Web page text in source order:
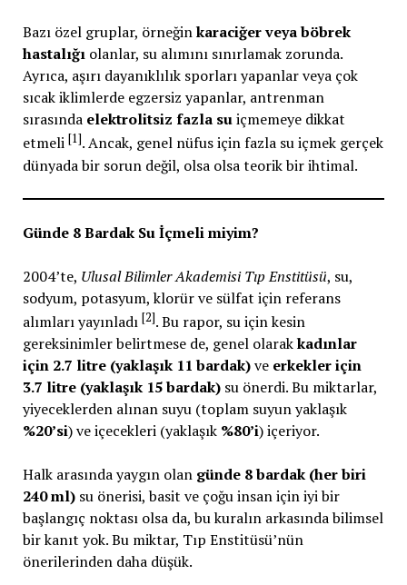
Bazı özel gruplar, örneğinkaraciğer veya böbrek
hastalığıolanlar, su alımını sınırlamak zorunda.
Ayrıca, aşırı dayanıklılık sporları yapanlar veya çok
sıcak iklimlerde egzersiz yapanlar, antrenman
sırasında elektrolitsiz fazla suiçmemeye dikkat
etmeli [1]. Ancak, genel nüfus için fazla su içmek gerçek
dünyada bir sorun değil, olsa olsa teorik bir ihtimal.
Günde 8 Bardak Su İçmeli miyim?
2004’te, Ulusal Bilimler Akademisi Tıp Enstitüsü, su,
sodyum, potasyum, klorür ve sülfat için referans
alımları yayınladı [2]. Bu rapor, su için kesin
gereksinimler belirtmese de, genel olarakkadınlar
için 2.7 litre (yaklaşık 11 bardak)ve erkekler için
3.7 litre (yaklaşık 15 bardak)su önerdi. Bu miktarlar,
yiyeceklerden alınan suyu (toplam suyun yaklaşık
%20’si) ve içecekleri (yaklaşık %80’i) içeriyor.
Halk arasında yaygın olan günde 8 bardak (her biri
240 ml)su önerisi, basit ve çoğu insan için iyi bir
başlangıç noktası olsa da, bu kuralın arkasında bilimsel
bir kanıt yok. Bu miktar, Tıp Enstitüsü’nün
önerilerinden daha düşük.